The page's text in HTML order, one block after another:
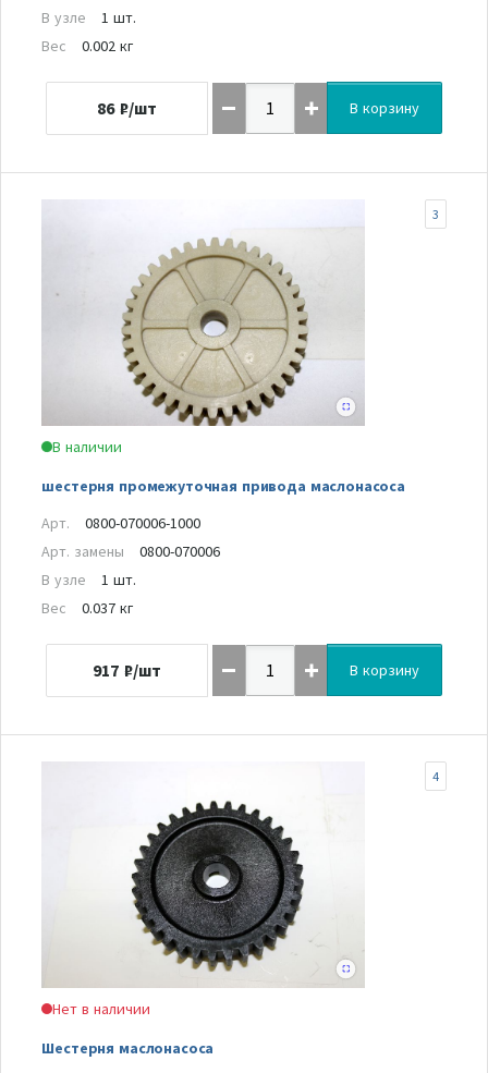
В узле
1 шт.
Вес
0.002 кг
86 ₽/шт В корзину
В наличии
шестерня промежуточная привода маслонасоса
3
Арт.
0800-070006-1000
Арт. замены
0800-070006
В узле
1 шт.
Вес
0.037 кг
917 ₽/шт В корзину
Нет в наличии
Шестерня маслонасоса
4